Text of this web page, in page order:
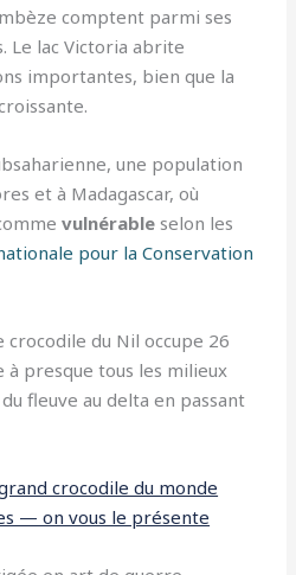
comptent parmi ses
Le lac Victoria abrite
importantes, bien que la
une population
et à Madagascar, où
vulnérable selon les
pour la Conservation
crocodile du Nil occupe 26
à presque tous les milieux
fleuve au delta en passant
crocodile du monde
— on vous le présente